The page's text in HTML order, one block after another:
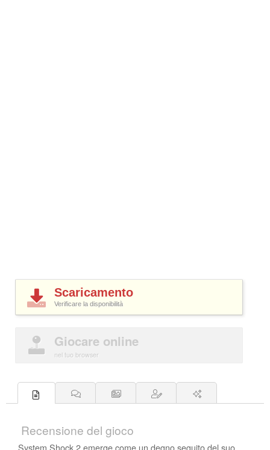
Scaricamento
Verificare la disponibilità
Giocare online
nel tuo browser
Recensione del gioco
System Shock 2 emerge come un degno seguito del suo